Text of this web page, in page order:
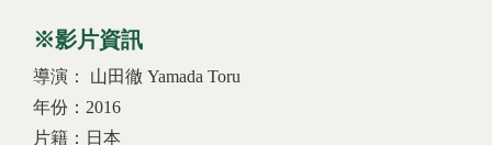
※影片資訊
導演： 山田徹 Yamada Toru
年份：2016
片籍：日本